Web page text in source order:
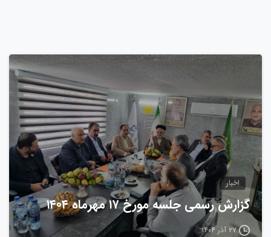
0
اخبار
گزارش رسمی جلسه مورخ ۱۷ مهرماه ۱۴۰۴
۲۷ آذر ۱۴۰۴